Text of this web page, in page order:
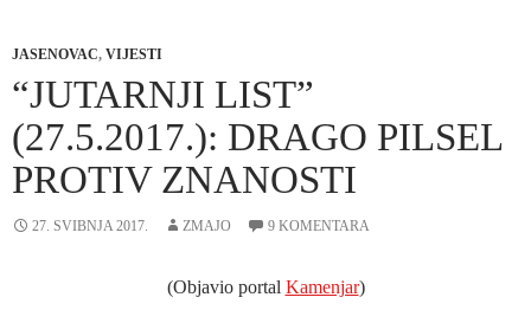
JASENOVAC, VIJESTI
“JUTARNJI LIST”
(27.5.2017.): DRAGO PILSEL
PROTIV ZNANOSTI
27. SVIBNJA 2017. ZMAJO 9 KOMENTARA
(Objavio portal Kamenjar)